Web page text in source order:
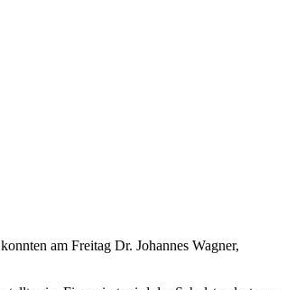
am Freitag Dr. Johannes Wagner,